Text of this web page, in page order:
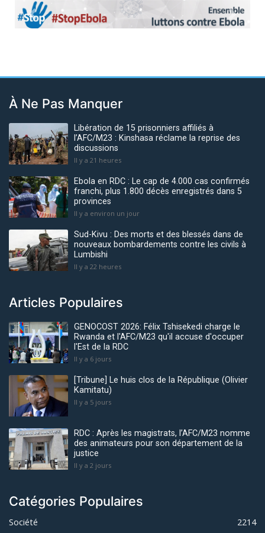
Previous Next
À Ne Pas Manquer
Libération de 15 prisonniers affiliés à
l’AFC/M23 : Kinshasa réclame la reprise des
discussions
Il y a 21 heures
Ebola en RDC : Le cap de 4.000 cas confirmés
franchi, plus 1.800 décès enregistrés dans 5
provinces
Il y a environ un jour
Sud-Kivu : Des morts et des blessés dans de
nouveaux bombardements contre les civils à
Lumbishi
Il y a 22 heures
Articles Populaires
GENOCOST 2026: Félix Tshisekedi charge le
Rwanda et l'AFC/M23 qu'il accuse d'occuper
l'Est de la RDC
Il y a 6 jours
[Tribune] Le huis clos de la République (Olivier
Kamitatu)
Il y a 5 jours
RDC : Après les magistrats, l’AFC/M23 nomme
des animateurs pour son département de la
justice
Il y a 2 jours
Catégories Populaires
Société
2214